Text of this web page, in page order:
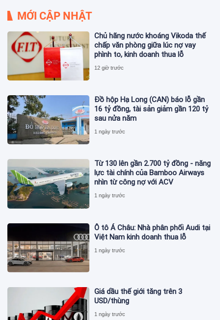
MỚI CẬP NHẬT
Chủ hãng nước khoáng Vikoda thế
chấp văn phòng giữa lúc nợ vay
phình to, kinh doanh thua lỗ
12 giờ trước
Đồ hộp Hạ Long (CAN) báo lỗ gần
16 tỷ đồng, tài sản giảm gần 120 tỷ
sau nửa năm
1 ngày trước
Từ 130 lên gần 2.700 tỷ đồng - năng
lực tài chính của Bamboo Airways
nhìn từ công nợ với ACV
1 ngày trước
Ô tô Á Châu: Nhà phân phối Audi tại
Việt Nam kinh doanh thua lỗ
1 ngày trước
Giá dầu thế giới tăng trên 3
USD/thùng
1 ngày trước